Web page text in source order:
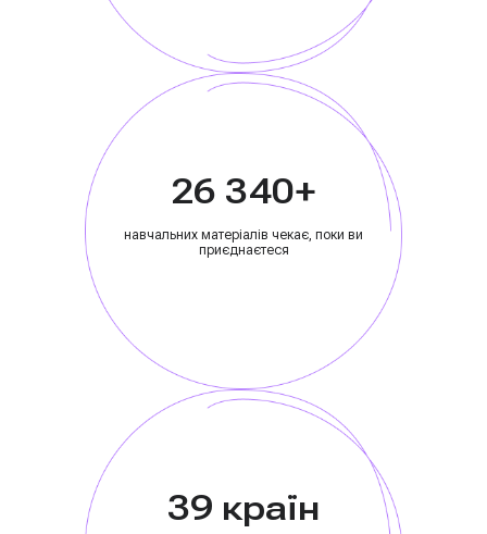
26 340+
навчальних матеріалів чекає, поки ви
приєднаєтеся
39 країн